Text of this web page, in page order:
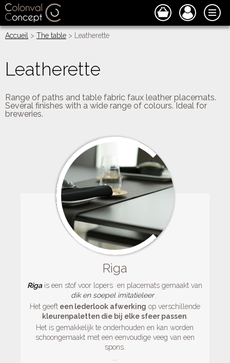
Accueil > The table > Leatherette
Leatherette
Range of paths and table fabric faux leather placemats.
Several finishes with a wide range of colours. Ideal for
breweries.
Riga
Rigais een stof voor lopers en placemats gemaakt van
dik en soepel imitatieleer
Het geefteen lederlook afwerking op verschillende
kleurenpaletten die bij elke sfeer passen.
Het is gemakkelijk te onderhouden en kan worden
schoongemaakt met een eenvoudige veeg van een
spons.
...